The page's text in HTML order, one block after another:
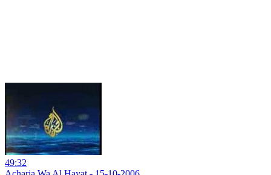
49:32